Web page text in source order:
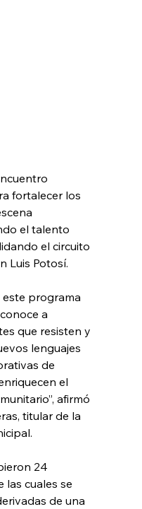
fortalecer los
el talento
el circuito
Luis Potosí.
a
que resisten y
lenguajes
de
el
afirmó
titular de la
24
las cuales se
de una